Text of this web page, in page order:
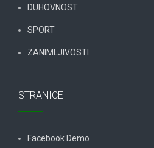
DUHOVNOST
SPORT
ZANIMLJIVOSTI
STRANICE
Facebook Demo